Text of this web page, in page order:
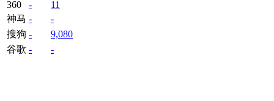
360
-
11
神马 -
-
搜狗 -
9,080
谷歌 - -